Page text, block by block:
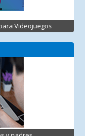
Videojuegos